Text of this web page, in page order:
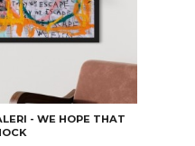
- WE HOPE THAT